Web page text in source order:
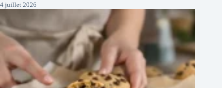
4 juillet 2026